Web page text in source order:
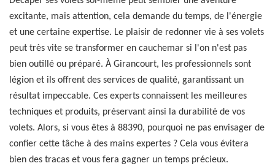
excitante, mais attention, cela demande du temps, de l'énergie
et une certaine expertise. Le plaisir de redonner vie à ses volets
peut très vite se transformer en cauchemar si l'on n'est pas
bien outillé ou préparé. À Girancourt, les professionnels sont
légion et ils offrent des services de qualité, garantissant un
résultat impeccable. Ces experts connaissent les meilleures
techniques et produits, préservant ainsi la durabilité de vos
volets. Alors, si vous êtes à 88390, pourquoi ne pas envisager de
confier cette tâche à des mains expertes ? Cela vous évitera
bien des tracas et vous fera gagner un temps précieux.